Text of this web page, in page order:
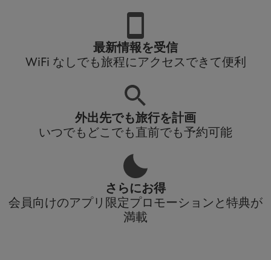
最新情報を受信
WiFi なしでも旅程にアクセスできて便利
外出先でも旅行を計画
いつでもどこでも直前でも予約可能
さらにお得
会員向けのアプリ限定プロモーションと特典が
満載